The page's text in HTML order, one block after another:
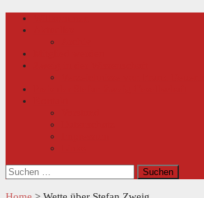
Skip
Primary
Menu
Suchen
nach: